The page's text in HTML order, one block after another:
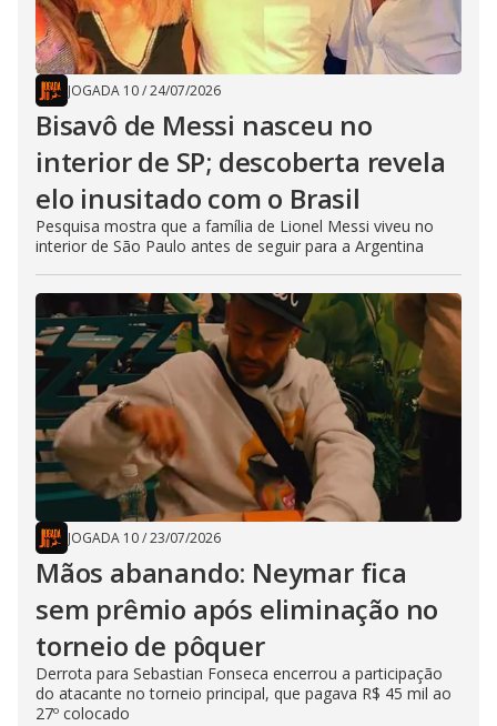
JOGADA 10/24/07/2026
Bisavô de Messi nasceu no
interior de SP; descoberta revela
elo inusitado com o Brasil
Pesquisa mostra que a família de Lionel Messi viveu no
interior de São Paulo antes de seguir para a Argentina
JOGADA 10/23/07/2026
Mãos abanando: Neymar fica
sem prêmio após eliminação no
torneio de pôquer
Derrota para Sebastian Fonseca encerrou a participação
do atacante no torneio principal, que pagava R$ 45 mil ao
27º colocado